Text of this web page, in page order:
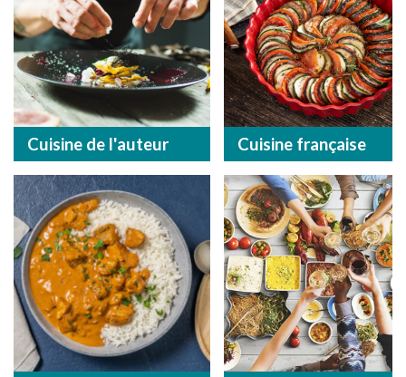
Cuisine de l'auteur Cuisine française